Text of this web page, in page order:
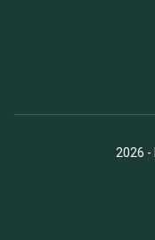
2026 -